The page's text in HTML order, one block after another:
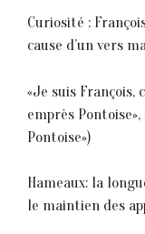
Curiosité :
cause d’un vers
«Je suis François,
emprès
Pontoise»)
Hameaux: la
le maintien des